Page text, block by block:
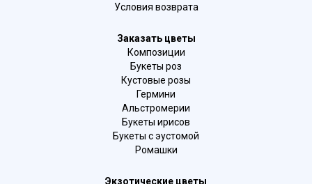
Условия возврата
Заказать цветы
Композиции
Букеты роз
Кустовые розы
Гермини
Альстромерии
Букеты ирисов
Букеты с эустомой
Ромашки
Экзотические цветы